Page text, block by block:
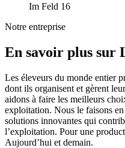
Im Feld 16
Notre entreprise
En savoir plus sur
Les éleveurs du monde entier
dont ils organisent et gèrent
aidons à faire les meilleurs
exploitation. Nous le faisons
solutions innovantes qui
l’exploitation. Pour une
Aujourd’hui et demain.